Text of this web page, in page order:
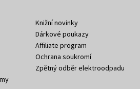
Knižní novinky
Dárkové poukazy
Affiliate program
Ochrana soukromí
Zpětný odběr elektroodpadu